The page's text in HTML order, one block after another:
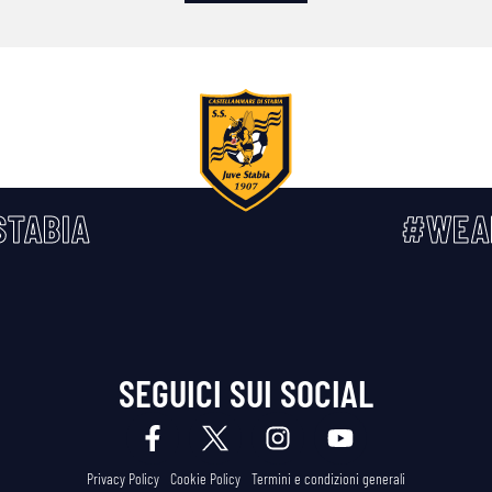
SEGUICI SUI SOCIAL
Privacy Policy Cookie Policy Termini e condizioni generali